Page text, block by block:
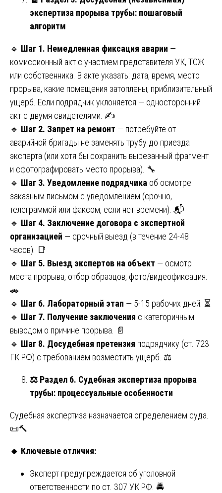
экспертиза прорыва трубы: пошаговый
алгоритм
🔹 Шаг 1. Немедленная фиксация аварии —
комиссионный акт с участием представителя УК, ТСЖ
или собственника. В акте указать: дата, время, место
прорыва, какие помещения затоплены, приблизительный
ущерб. Если подрядчик уклоняется — односторонний
акт с двумя свидетелями. ✍️
🔹 Шаг 2. Запрет на ремонт — потребуйте от
аварийной бригады не заменять трубу до приезда
эксперта (или хотя бы сохранить вырезанный фрагмент
и сфотографировать место прорыва). 🔧
🔹 Шаг 3. Уведомление подрядчика об осмотре
заказным письмом с уведомлением (срочно,
телеграммой или факсом, если нет времени). 📬
🔹 Шаг 4. Заключение договора с экспертной
организацией — срочный выезд (в течение 24-48
часов). 📑
🔹 Шаг 5. Выезд экспертов на объект — осмотр
места прорыва, отбор образцов, фото/видеофиксация.
🚗
🔹 Шаг 6. Лабораторный этап — 5-15 рабочих дней. ⏳
🔹 Шаг 7. Получение заключения с категоричным
выводом о причине прорыва. 📄
🔹 Шаг 8. Досудебная претензия подрядчику (ст. 723
ГК РФ) с требованием возместить ущерб. ⚖️
⚖️ Раздел 6. Судебная экспертиза прорыва
трубы: процессуальные особенности
Судебная экспертиза назначается определением суда.
📜🔨
🔹 Ключевые отличия:
Эксперт предупреждается об уголовной
ответственности по ст. 307 УК РФ. 🚔